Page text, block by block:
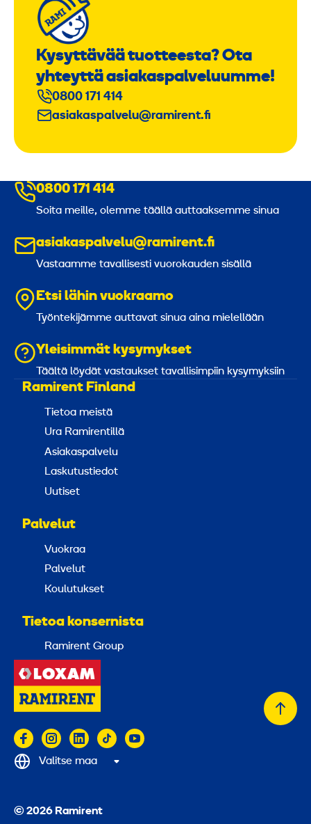
Kysyttävää tuotteesta? Ota
yhteyttä asiakaspalveluumme!
0800 171 414
asiakaspalvelu@ramirent.fi
0800 171 414
Soita meille, olemme täällä auttaaksemme sinua
asiakaspalvelu@ramirent.fi
Vastaamme tavallisesti vuorokauden sisällä
Etsi lähin vuokraamo
Työntekijämme auttavat sinua aina mielellään
Yleisimmät kysymykset
Täältä löydät vastaukset tavallisimpiin kysymyksiin
Ramirent Finland
Tietoa meistä
Ura Ramirentillä
Asiakaspalvelu
Laskutustiedot
Uutiset
Palvelut
Vuokraa
Palvelut
Koulutukset
Tietoa konsernista
Ramirent Group
© 2026 Ramirent
Valitse maa